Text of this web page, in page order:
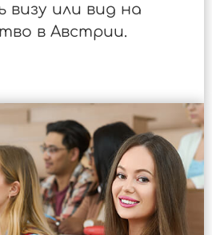
визу или вид на
в Австрии.